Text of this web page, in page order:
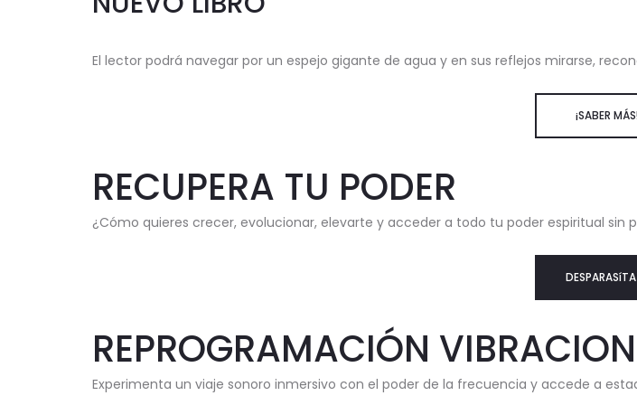
El lector podrá navegar por un espejo gigante de agua y en sus reflejos mirarse,
¡SABER MÁS!
RECUPERA TU PODER
¿Cómo quieres crecer, evolucionar, elevarte y acceder a todo tu poder espiritual sin
REPROGRAMACIÓN
Experimenta un viaje sonoro inmersivo con el poder de la frecuencia y accede a